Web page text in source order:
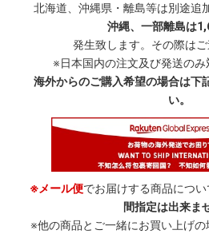
北海道、沖縄県・離島等は別途追
沖縄、一部離島は
発生致します。その際はご
※日本国内の注文及び発送のみ
海外からのご購入希望の場合は下
い。
※メール便でお届けする商品につい
間指定は出来ま
※他の商品とご一緒にお買い上げの